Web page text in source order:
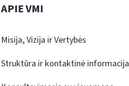
APIE VMI
Misija, Vizija ir Vertybės
Struktūra ir kontaktinė informacija